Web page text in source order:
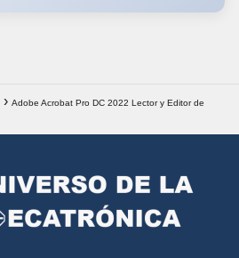
Adobe Acrobat Pro DC 2022 Lector y Editor de